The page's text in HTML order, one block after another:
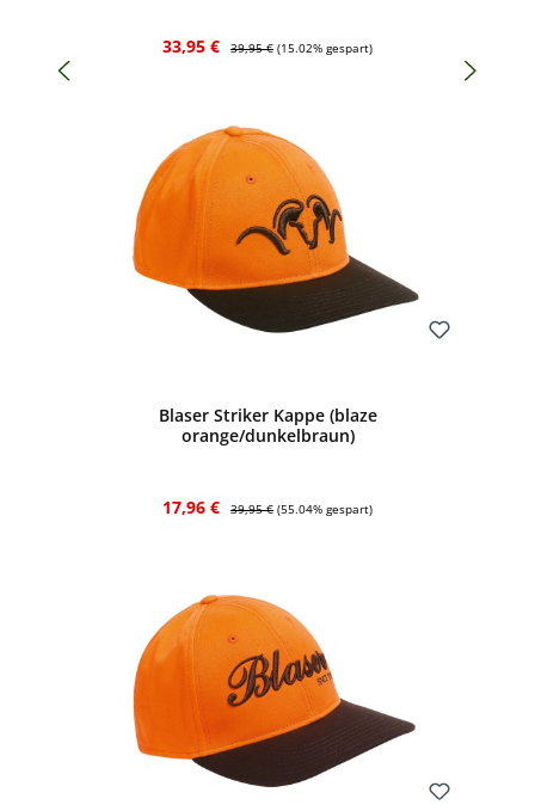
Verkaufspreis:
33,95 € Regulärer Preis:
39,95 € (15.02% gespart)
Blaser Striker Kappe (blaze
orange/dunkelbraun)
Verkaufspreis:
17,96 € Regulärer Preis:
39,95 € (55.04% gespart)